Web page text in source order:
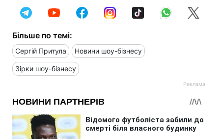
Більше по темі:
Сергій Притула Новини шоу-бізнесу
Зірки шоу-бізнесу